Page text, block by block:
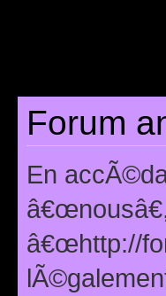
Forum
En
â€œhttp://